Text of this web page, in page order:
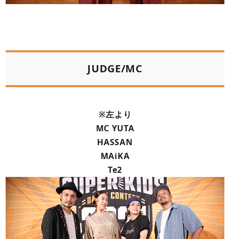
JUDGE/MC
※左より
MC YUTA
HASSAN
MAiKA
Te2